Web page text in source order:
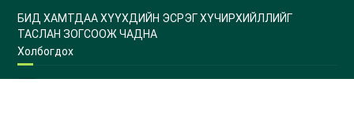
БИД ХАМТДАА ХҮҮХДИЙН ЭСРЭГ ХҮЧИРХИЙЛЛИЙГ
ТАСЛАН ЗОГСООЖ ЧАДНА
Холбогдох